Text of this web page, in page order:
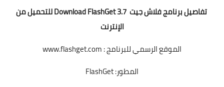
تفاصيل برنامج فلاش جيت Download FlashGet 3.7 للتحميل من
الإنترنت
الموقع الرسمي للبرنامج : www.flashget.com
المطور: FlashGet